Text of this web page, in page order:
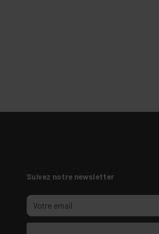
Suivez notre newsletter